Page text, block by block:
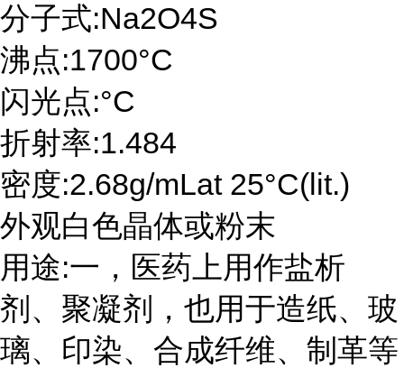
分子式:Na2O4S
沸点:1700°C
闪光点:°C
折射率:1.484
密度:2.68g/mLat 25°C(lit.)
外观白色晶体或粉末
用途:一，医药上用作盐析
剂、聚凝剂，也用于造纸、玻
璃、印染、合成纤维、制革等